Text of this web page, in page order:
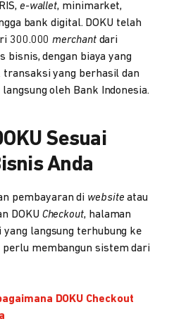
e-wallet, minimarket,
bank digital. DOKU telah
300.000merchantdari
bisnis, dengan biaya yang
transaksi yang berhasil dan
oleh Bank Indonesia.
Sesuai
Anda
pembayaran di website atau
DOKU Checkout, halaman
langsung terhubung ke
perlu membangun sistem dari
DOKU Checkout